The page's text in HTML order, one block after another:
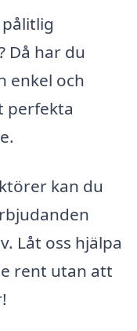
Då har du
enkel och
perfekta
kan du
Låt oss hjälpa
rent utan att